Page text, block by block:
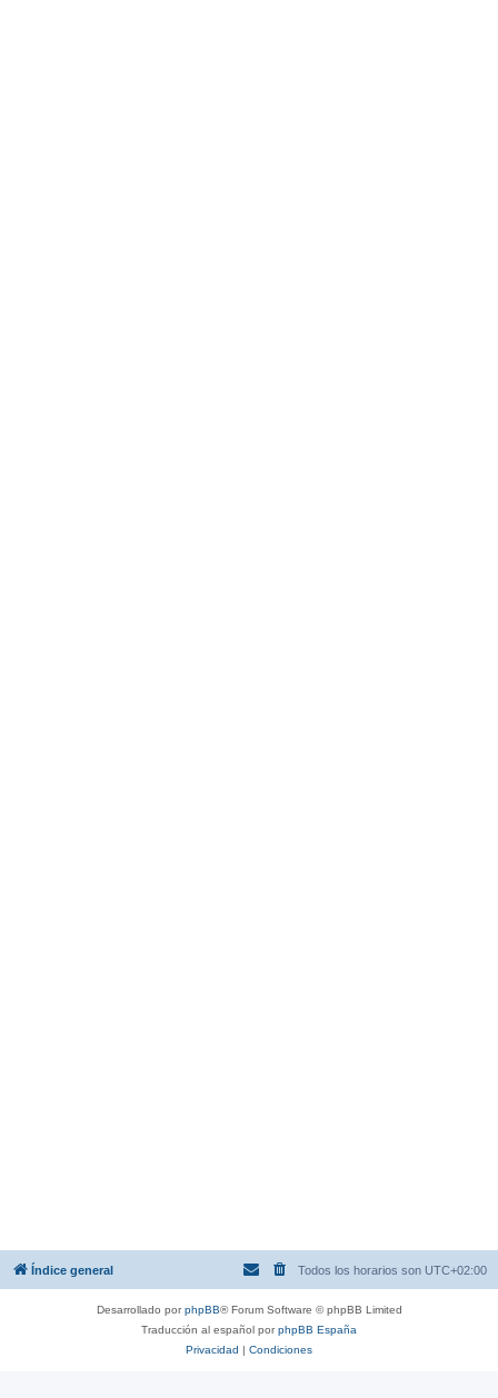
Índice general Todos los horarios son UTC+02:00
Desarrollado porphpBB® Forum Software © phpBB Limited
Traducción al español porphpBB España
Privacidad | Condiciones